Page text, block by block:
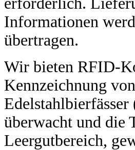
Informationen
übertragen.
Wir bieten RFID-
Kennzeichnung
überwacht und die
Leergutbereich,